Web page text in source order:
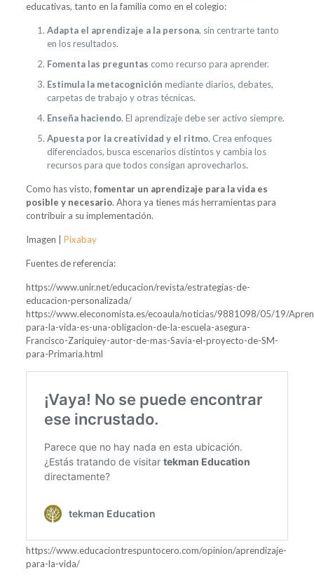
educativas, tanto en la familia como en el colegio:
Adapta el aprendizaje a la persona, sin centrarte tanto
en los resultados.
Fomenta las preguntas como recurso para aprender.
Estimula la metacognición mediante diarios, debates,
carpetas de trabajo y otras técnicas.
Enseña haciendo. El aprendizaje debe ser activo siempre.
Apuesta por la creatividad y el ritmo. Crea enfoques
diferenciados, busca escenarios distintos y cambia los
recursos para que todos consigan aprovecharlos.
Como has visto, fomentar un aprendizaje para la vida es
posible y necesario. Ahora ya tienes más herramientas para
contribuir a su implementación.
Imagen | Pixabay
Fuentes de referencia:
https://www.unir.net/educacion/revista/estrategias-de-
educacion-personalizada/
https://www.eleconomista.es/ecoaula/noticias/9881098/05/19/
para-la-vida-es-una-obligacion-de-la-escuela-asegura-
Francisco-Zariquiey-autor-de-mas-Savia-el-proyecto-de-SM-
para-Primaria.html
https://www.educaciontrespuntocero.com/opinion/aprendizaje-
para-la-vida/